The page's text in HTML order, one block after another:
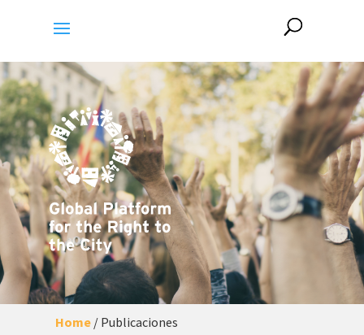
Home/ Publicaciones